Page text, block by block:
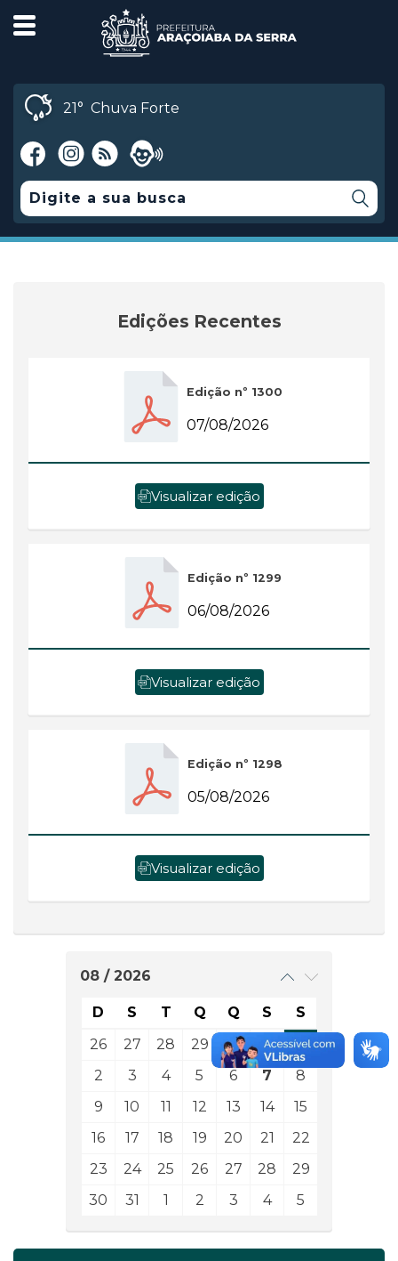
21° Chuva Forte
Edições Recentes
Edição nº 1300
07/08/2026
Visualizar edição
Edição nº 1299
06/08/2026
Visualizar edição
Edição nº 1298
05/08/2026
Visualizar edição
08 / 2026
D S T Q Q S
S
26
27 28 29 30 31
1
2
3 4 5 6 7
8
9
10 11 12 13 14
15
16
17 18 19 20 21
22
23
24 25 26 27 28
29
30
31 1 2 3 4 5